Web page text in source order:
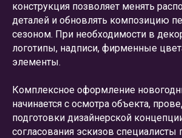
конструкция позволяет менять
деталей и обновлять композицию
сезоном. При необходимости в
логотипы, надписи, фирменные
элементы.
Комплексное оформление
начинается с осмотра объекта,
подготовки дизайнерской
согласования эскизов специалисты